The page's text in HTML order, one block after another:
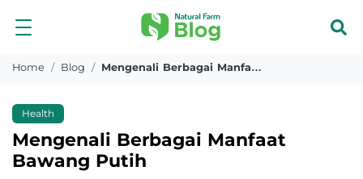
Home Blog Mengenali Berbagai Manfaat Bawang Putih 2
Health
Mengenali Berbagai Manfaat
Bawang Putih